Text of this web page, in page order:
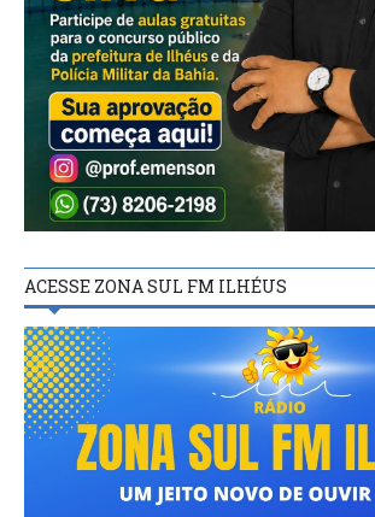
ACESSE ZONA SUL FM ILHÉUS